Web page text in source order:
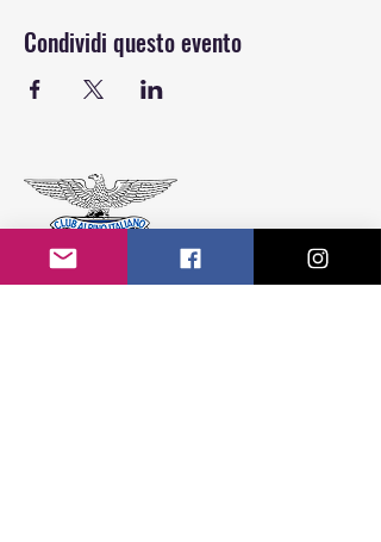
Condividi questo evento